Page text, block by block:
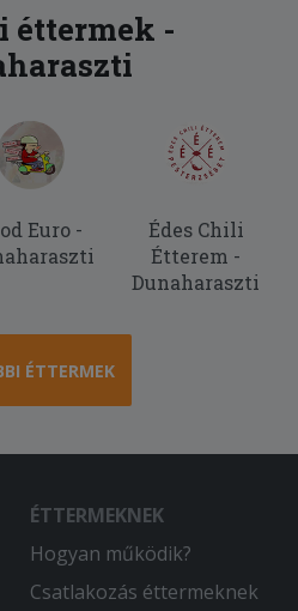
elsődlegesen pdig a
és kielégítő volt.
éttermek -
Euro -
Édes Chili
Étterem -
Dunaharaszti
ÉTTERMEK
ÉTTERMEKNEK
Hogyan működik?
Csatlakozás éttermeknek